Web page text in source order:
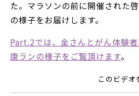
た。マラソンの前に開催された
の様子をお届けします。
Part.2では、金さんとがん体験
康ランの様子をご覧頂けます。
このビデオ